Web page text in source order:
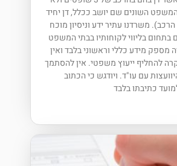
המשפט השונים שם יושב ככלל, דן יחיד
משרדנו עתיר ידע וניסיון מוכח
10 שנים בתחום בליווי לקוחותיו בבתי המשפט
מספק מידע כללי וראשוני בלבד ואין
להחליף ייעוץ משפטי. אין להסתמך
עם עו"ד. ויודגש כי הכתוב
כתיבתו בלבד